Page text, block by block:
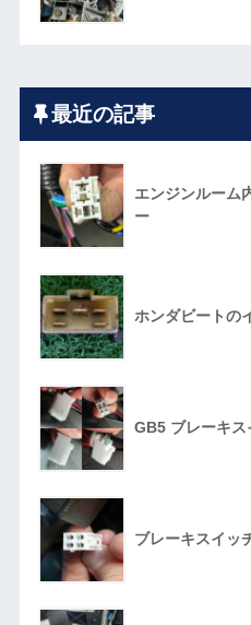
最近の記事
エンジンルーム
ー
ホンダビートの
GB5 ブレーキス
ブレーキスイッ